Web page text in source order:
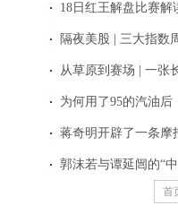
18日红王解盘比赛
从草原到赛场 | 一张
蒋奇明开辟了一条摩
郭沫若与谭延闿的“
首